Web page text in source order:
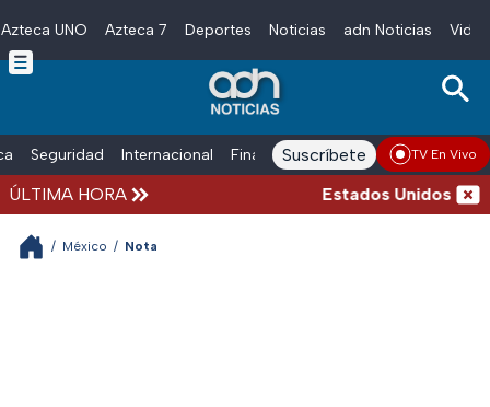
Skip to main content
Azteca UNO Azteca 7 Deportes Noticias adn Noticias
Seguridad Internacional Finanzas adn Noticias Radio
Suscríbete TV En Vivo
ÚLTIMA HORA Estados Unidos
/ México / Nota